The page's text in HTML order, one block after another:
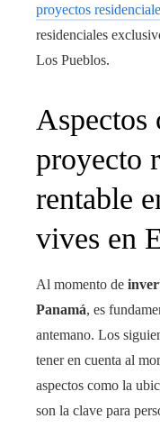
proyectos
residenciales
Los Pueblos.
Aspectos
proyecto
rentable
vives en
Al momento de
Panamá, es
antemano. Los
tener en cuenta al
aspectos como la
son la clave para